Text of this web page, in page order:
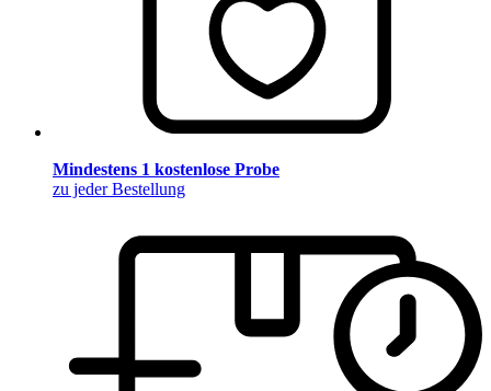
Mindestens 1 kostenlose Probe
zu jeder Bestellung